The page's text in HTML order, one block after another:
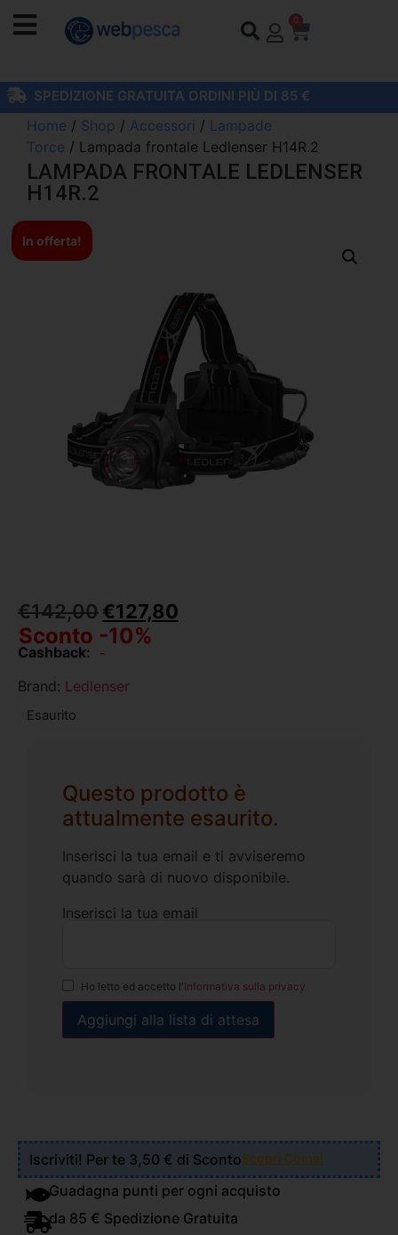
0
SPEDIZIONE GRATUITA ORDINI PIÙ DI 85 €
Home / Shop / Accessori / Lampade
Torce / Lampada frontale Ledlenser H14R.2
LAMPADA FRONTALE LEDLENSER
H14R.2
In offerta!
€142,00€127,80
Sconto -10%
Cashback: -
Brand: Ledlenser
Esaurito
Questo prodotto è
attualmente esaurito.
Inserisci la tua email e ti avviseremo
quando sarà di nuovo disponibile.
Inserisci la tua email
Ho letto ed accetto l'Informativa sulla privacy
Iscriviti! Per te 3,50 € di ScontoScopri Come!
Guadagna punti per ogni acquisto
da 85 € Spedizione Gratuita